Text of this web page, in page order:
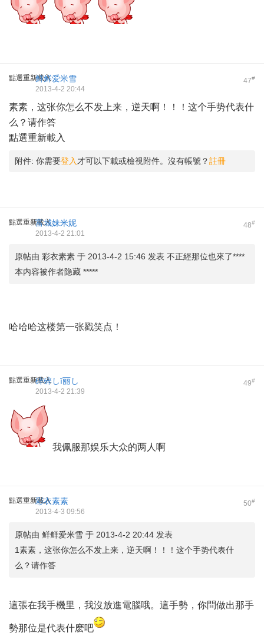
點選重新載入 47#
鲜鲜爱米雪
2013-4-2 20:44
素素，这张你怎么不发上来，逆天啊！！！这个手势代表什
么？请作答
點選重新載入
附件: 你需要登入 才可以下載或檢視附件。沒有帳號？註冊
點選重新載入 48#
富城妹米妮
2013-4-2 21:01
原帖由 彩衣素素 于 2013-4-2 15:46 发表 不正經那位也來了****
本内容被作者隐藏 *****
哈哈哈这楼第一张戳笑点！
點選重新載入 49#
碎碎しī丽し
2013-4-2 21:39
我佩服那娱乐大众的两人啊
點選重新載入 50#
彩衣素素
2013-4-3 09:56
原帖由 鲜鲜爱米雪 于 2013-4-2 20:44 发表
1素素，这张你怎么不发上来，逆天啊！！！这个手势代表什
么？请作答
這張在我手機里，我沒放進電腦哦。這手勢，你問做出那手
勢那位是代表什麽吧